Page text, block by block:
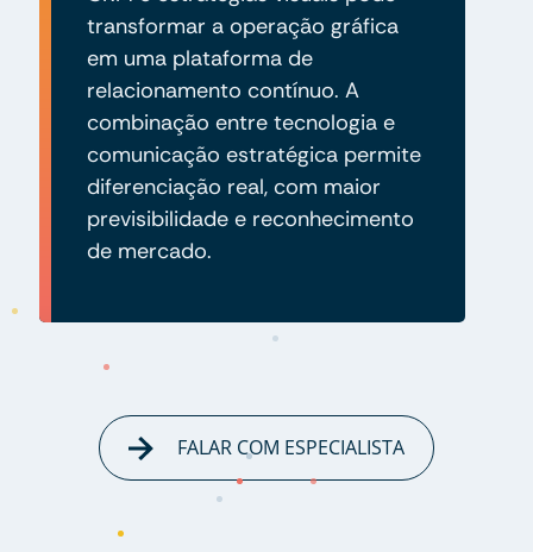
transformar a operação gráfica
em uma plataforma de
relacionamento contínuo. A
combinação entre tecnologia e
comunicação estratégica permite
diferenciação real, com maior
previsibilidade e reconhecimento
de mercado.
FALAR COM ESPECIALISTA